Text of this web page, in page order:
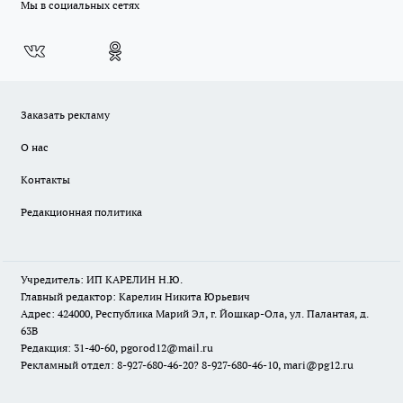
Мы в социальных сетях
Заказать рекламу
О нас
Контакты
Редакционная политика
Учредитель: ИП КАРЕЛИН Н.Ю.
Главный редактор: Карелин Никита Юрьевич
Адрес: 424000, Республика Марий Эл, г. Йошкар-Ола, ул. Палантая, д.
63В
Редакция: 31-40-60, pgorod12@mail.ru
Рекламный отдел: 8-927-680-46-20? 8-927-680-46-10, mari@pg12.ru